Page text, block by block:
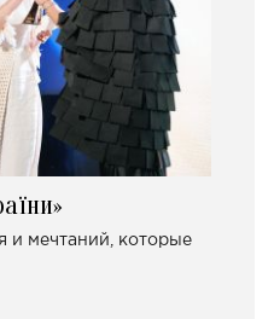
и мечтаний, которые